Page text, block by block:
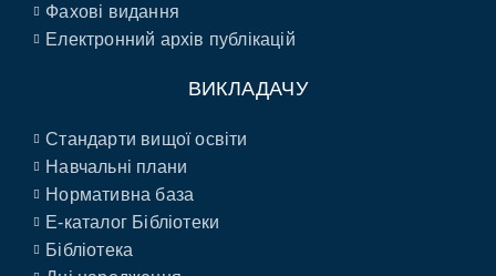
Фахові видання
Електронний архів публікацій
ВИКЛАДАЧУ
Стандарти вищої освіти
Навчальні плани
Нормативна база
E-каталог Бібліотеки
Бібліотека